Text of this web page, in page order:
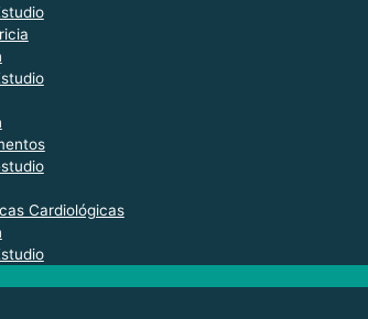
Cardiológicas